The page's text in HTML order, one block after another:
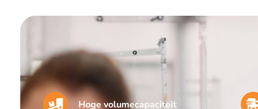
Hoge volumecapaciteit